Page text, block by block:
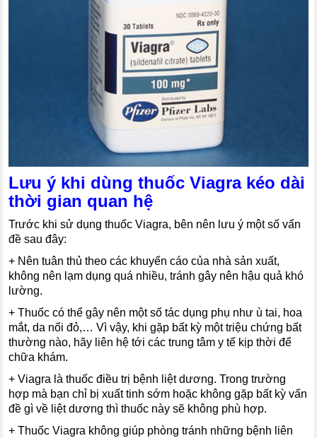
Lưu ý khi dùng thuốc Viagra kéo dài
thời gian quan hệ
Trước khi sử dụng thuốc Viagra, bên nên lưu ý một số vấn
đề sau đây:
+ Nên tuân thủ theo các khuyến cáo của nhà sản xuất,
không nên lạm dụng quá nhiều, tránh gây nên hậu quả khó
lường.
+ Thuốc có thể gây nên một số tác dụng phụ như ù tai, hoa
mắt, da nổi đỏ,… Vì vậy, khi gặp bất kỳ một triệu chứng bất
thường nào, hãy liên hệ tới các trung tâm y tế kịp thời để
chữa khám.
+ Viagra là thuốc điều trị bệnh liệt dương. Trong trường
hợp mà bạn chỉ bị xuất tinh sớm hoặc không gặp bất kỳ vấn
đề gì về liệt dương thì thuốc này sẽ không phù hợp.
+ Thuốc Viagra không giúp phòng tránh những bệnh liên